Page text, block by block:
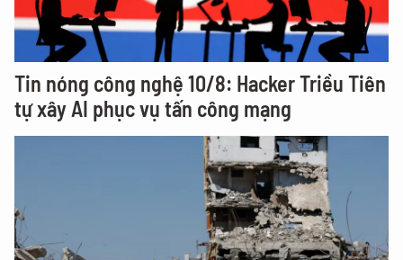
Tin nóng công nghệ 10/8: Hacker Triều Tiên
tự xây AI phục vụ tấn công mạng